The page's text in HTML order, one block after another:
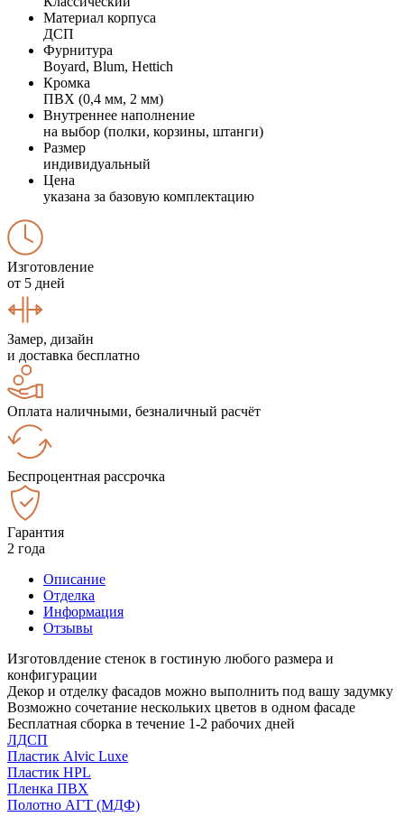
Материал корпуса
ДСП
Фурнитура
Boyard, Blum, Hettich
Кромка
ПВХ (0,4 мм, 2 мм)
Внутреннее наполнение
на выбор (полки, корзины, штанги)
Размер
индивидуальный
Цена
указана за базовую комплектацию
Изготовление
от 5 дней
Замер, дизайн
и доставка бесплатно
Оплата наличными, безналичный расчёт
Беспроцентная рассрочка
Гарантия
2 года
Описание
Отделка
Информация
Отзывы
Изготовлдение стенок в гостиную любого размера и
конфигурации
Декор и отделку фасадов можно выполнить под вашу задумку
Возможно сочетание нескольких цветов в одном фасаде
Бесплатная сборка в течение 1-2 рабочих дней
ЛДСП
Пластик Alvic Luxe
Пластик HPL
Пленка ПВХ
Полотно АГТ (МДФ)